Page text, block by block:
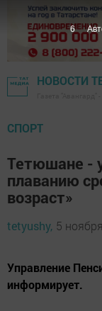
НОВОСТИ
СПОРТ
Тетюшане -
плаванию
возраст»
tetyushy, 5
Управление
информирует.
5